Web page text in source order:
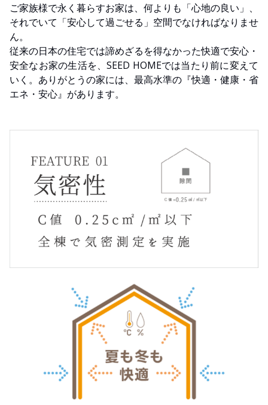
ご家族様で永く暮らすお家は、何よりも「心地の良い」、
それでいて「安心して過ごせる」空間でなければなりませ
ん。
従来の日本の住宅では諦めざるを得なかった快適で安心・
安全なお家の生活を、SEED HOMEでは当たり前に変えて
いく。ありがとうの家には、最高水準の『快適・健康・省
エネ・安心』があります。